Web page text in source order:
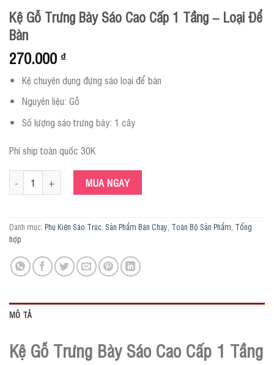
Kệ Gỗ Trưng Bày Sáo Cao Cấp 1 Tầng – Loại Để
Bàn
270.000 ₫
Kệ chuyên dụng đựng sáo loại để bàn
Nguyên liệu: Gỗ
Số lượng sáo trưng bày: 1 cây
Phí ship toàn quốc 30K
Kệ Gỗ Trưng Bày Sáo Cao Cấp 1 Tầng - Loại Để Bàn số lượng
MUA NGAY
Danh mục: Phụ Kiện Sáo Trúc Sản Phẩm Bán Chạy Toàn Bộ Sản Phẩm Tổng
hợp
MÔ TẢ
Kệ Gỗ Trưng Bày Sáo Cao Cấp 1 Tầng